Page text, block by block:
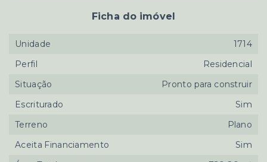
Ficha do imóvel
Unidade
1714
Perfil
Residencial
Situação
Pronto para construir
Escriturado
Sim
Terreno
Plano
Aceita Financiamento
Sim